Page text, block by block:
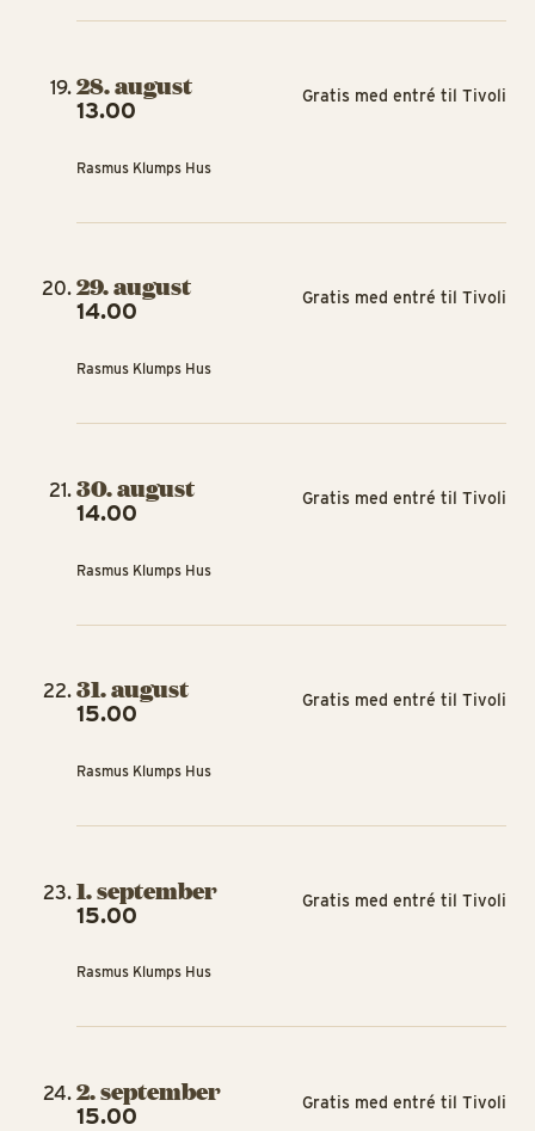
28. august
13.00
Rasmus Klumps Hus
Gratis med entré til Tivoli
29. august
14.00
Rasmus Klumps Hus
Gratis med entré til Tivoli
30. august
14.00
Rasmus Klumps Hus
Gratis med entré til Tivoli
31. august
15.00
Rasmus Klumps Hus
Gratis med entré til Tivoli
1. september
15.00
Rasmus Klumps Hus
Gratis med entré til Tivoli
2. september
15.00
Gratis med entré til Tivoli